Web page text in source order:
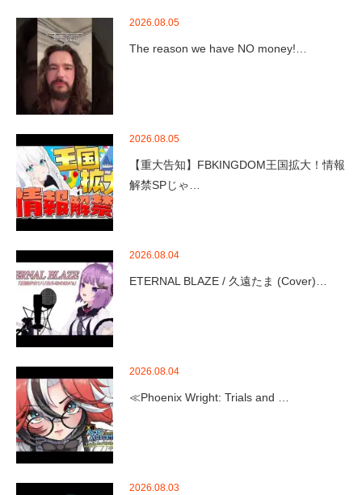
2026.08.05
The reason we have NO money!…
2026.08.05
【重大告知】FBKINGDOM王国拡大！情報
解禁SPじゃ…
2026.08.04
ETERNAL BLAZE / 久遠たま (Cover)…
2026.08.04
≪Phoenix Wright: Trials and …
2026.08.03